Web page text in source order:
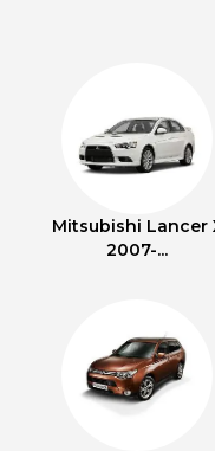
Mitsubishi Lancer
2007-...